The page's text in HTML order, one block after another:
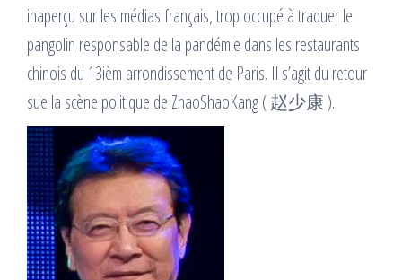
inaperçu sur les médias français, trop occupé à traquer le
pangolin responsable de la pandémie dans les restaurants
chinois du 13ièm arrondissement de Paris. Il s’agit du retour
sue la scène politique de ZhaoShaoKang ( 赵少康 ).